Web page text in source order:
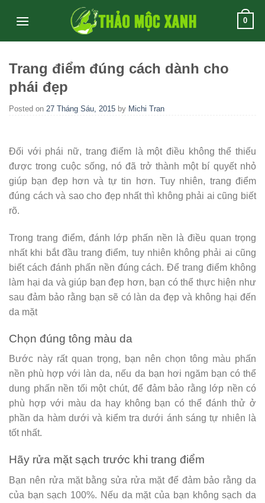
0
Trang điểm đúng cách dành cho
phái đẹp
Posted on 27 Tháng Sáu, 2015 by Michi Tran
Đối với phái nữ, trang điểm là một điều không thể thiếu
được trong cuộc sống, nó đã trở thành một bí quyết nhỏ
giúp bạn đẹp hơn và tự tin hơn. Tuy nhiên, trang điểm
đúng cách và sao cho đẹp nhất thì không phải ai cũng biết
rõ.
Trong trang điểm, đánh lớp phấn nền là điều quan trọng
nhất khi bắt đầu trang điểm, tuy nhiên không phải ai cũng
biết cách đánh phấn nền đúng cách. Để trang điểm không
làm hại da và giúp bạn đẹp hơn, bạn có thể thực hiện như
sau đảm bảo rằng bạn sẽ có làn da đẹp và không hại đến
da mặt
Chọn đúng tông màu da
Bước này rất quan trọng, bạn nên chọn tông màu phấn
nền phù hợp với làn da, nếu da bạn hơi ngăm bạn có thể
dung phấn nền tối một chút, để đảm bảo rằng lớp nền có
phù hợp với màu da hay không bạn có thể đánh thử ở
phần da hàm dưới và kiểm tra dưới ánh sáng tự nhiên là
tốt nhất.
Hãy rửa mặt sạch trước khi trang điểm
Bạn nên rửa mặt bằng sửa rửa mặt để đảm bảo rằng da
của bạn sạch 100%. Nếu da mặt của bạn không sạch da